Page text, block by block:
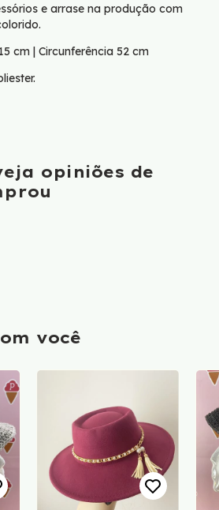
e arrase na produção com
cm | Circunferência 52 cm
opiniões de
você